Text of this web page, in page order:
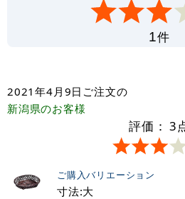
1件
2021年4月9日 ご注文の
新潟県のお客様
評価： 3
ご購入バリエーション
寸法:大